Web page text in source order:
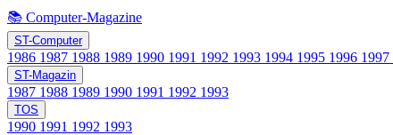
📚 Computer-Magazine
ST-Computer
1986 1987 1988 1989 1990 1991 1992 1993 1994 1995 1996 1997
ST-Magazin
1987 1988 1989 1990 1991 1992 1993
TOS
1990 1991 1992 1993